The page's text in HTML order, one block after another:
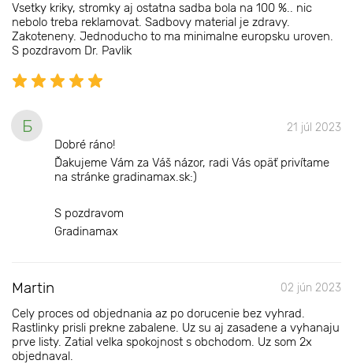
Vsetky kriky, stromky aj ostatna sadba bola na 100 %.. nic
nebolo treba reklamovat. Sadbovy material je zdravy.
Zakoteneny. Jednoducho to ma minimalne europsku uroven.
S pozdravom Dr. Pavlik
Б 21 júl 2023
Dobré ráno!
Ďakujeme Vám za Váš názor, radi Vás opäť privítame
na stránke gradinamax.sk:)
S pozdravom
Gradinamax
Martin 02 jún 2023
Cely proces od objednania az po dorucenie bez vyhrad.
Rastlinky prisli prekne zabalene. Uz su aj zasadene a vyhanaju
prve listy. Zatial velka spokojnost s obchodom. Uz som 2x
objednaval.